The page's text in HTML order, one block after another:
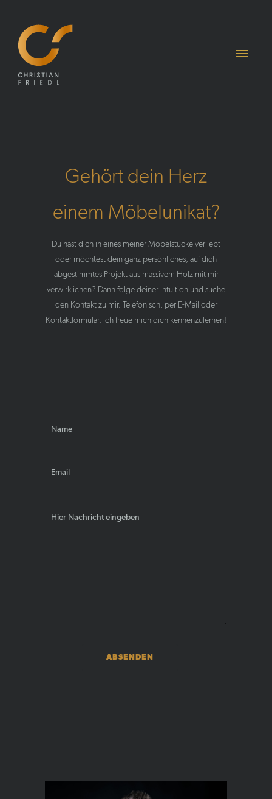
Gehört dein Herz
einem Möbelunikat?
Du hast dich in eines meiner Möbelstücke verliebt
oder möchtest dein ganz persönliches, auf dich
abgestimmtes Projekt aus massivem Holz mit mir
verwirklichen? Dann folge deiner Intuition und suche
den Kontakt zu mir. Telefonisch, per E-Mail oder
Kontaktformular. Ich freue mich dich kennenzulernen!